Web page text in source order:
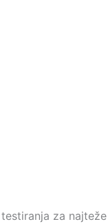
za